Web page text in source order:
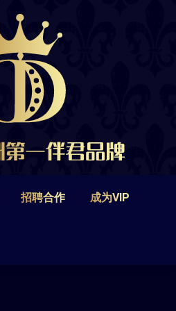
招聘合作 成为VIP
招聘合作
布里斯班